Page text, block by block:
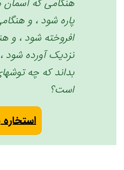
هنگامی که آسمان
پاره شود ‏، و
افروخته شود ‏، و
نزدیک آورده شود
بداند که چه
است؟ ‏
استخاره